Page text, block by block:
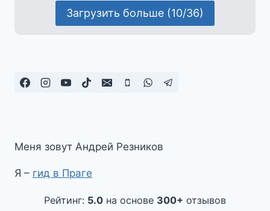
Загрузить больше (10/36)
Меня зовут Андрей Резников
Я – гид в Праге
Рейтинг: 5.0 на основе 300+ отзывов